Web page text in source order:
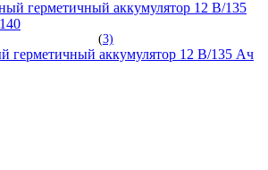
(3)
герметичный аккумулятор 12 В/135 Ач